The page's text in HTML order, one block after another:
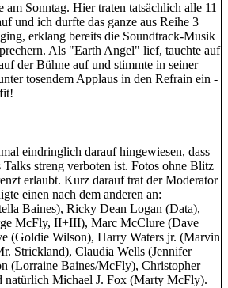
am Sonntag. Hier traten tatsächlich alle 11
und ich durfte das ganze aus Reihe 3
erklang bereits die Soundtrack-Musik
Als "Earth Angel" lief, tauchte auf
der Bühne auf und stimmte in seiner
tosendem Applaus in den Refrain ein -
eindringlich darauf hingewiesen, dass
streng verboten ist. Fotos ohne Blitz
erlaubt. Kurz darauf trat der Moderator
einen nach dem anderen an:
Baines), Ricky Dean Logan (Data),
McFly, II+III), Marc McClure (Dave
(Goldie Wilson), Harry Waters jr. (Marvin
Strickland), Claudia Wells (Jennifer
(Lorraine Baines/McFly), Christopher
Michael J. Fox (Marty McFly).